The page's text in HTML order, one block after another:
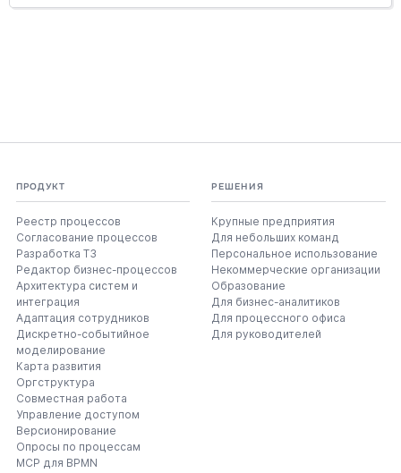
ПРОДУКТ
Реестр процессов
Согласование процессов
Разработка ТЗ
Редактор бизнес-процессов
Архитектура систем и
интеграция
Адаптация сотрудников
Дискретно-событийное
моделирование
Карта развития
Оргструктура
Совместная работа
Управление доступом
Версионирование
Опросы по процессам
MCP для BPMN
РЕШЕНИЯ
Крупные предприятия
Для небольших команд
Персональное использование
Некоммерческие организации
Образование
Для бизнес-аналитиков
Для процессного офиса
Для руководителей